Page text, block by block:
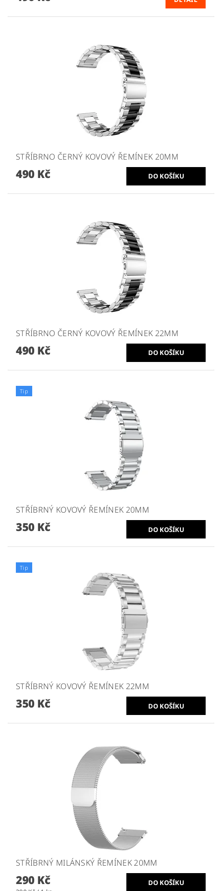
STŘÍBRNO ČERNÝ KOVOVÝ ŘEMÍNEK 20MM
490 Kč
STŘÍBRNO ČERNÝ KOVOVÝ ŘEMÍNEK 22MM
490 Kč
Tip
STŘÍBRNÝ KOVOVÝ ŘEMÍNEK 20MM
350 Kč
Tip
STŘÍBRNÝ KOVOVÝ ŘEMÍNEK 22MM
350 Kč
STŘÍBRNÝ MILÁNSKÝ ŘEMÍNEK 20MM
290 Kč